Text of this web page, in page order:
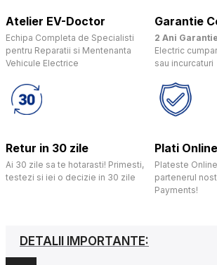
Atelier EV-Doctor
Echipa Completa de Specialisti
pentru Reparatii si Mentenanta
Vehicule Electrice
Garantie
2 Ani Garantie
Electric
sau incurcaturi
Retur in 30 zile
Ai 30 zile sa te hotarasti! Primesti,
testezi si iei o decizie in 30 zile
Plati
Plateste
partenerul
Payments!
DETALII IMPORTANTE: